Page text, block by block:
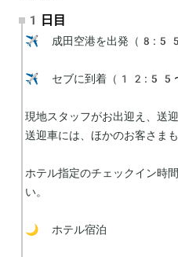
1日目
✈️ 成田空港を出発（8:55
✈️ セブに到着（
現地スタッフがお出迎え、送
送迎車には、ほかのお客さま
ホテル指定のチェックイン時
い。
🌙 ホテル宿泊